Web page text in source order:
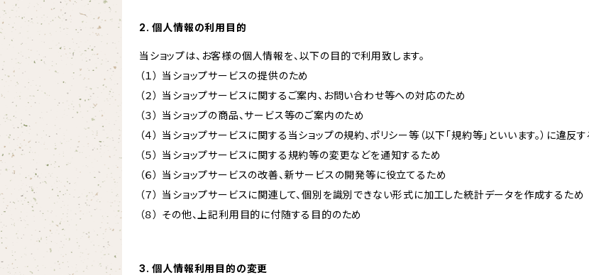
2. 個人情報の利用目的
当ショップは、お客様の個人情報を、以下の目的で利用致します。
（１） 当ショップサービスの提供のため
（２） 当ショップサービスに関するご案内、お問い合わせ等への対応のため
（３） 当ショップの商品、サービス等のご案内のため
（４） 当ショップサービスに関する当ショップの規約、ポリシー等（以下「規約等」といいます。）に違
（５） 当ショップサービスに関する規約等の変更などを通知するため
（６） 当ショップサービスの改善、新サービスの開発等に役立てるため
（７） 当ショップサービスに関連して、個別を識別できない形式に加工した統計データを作成するため
（８） その他、上記利用目的に付随する目的のため
3. 個人情報利用目的の変更